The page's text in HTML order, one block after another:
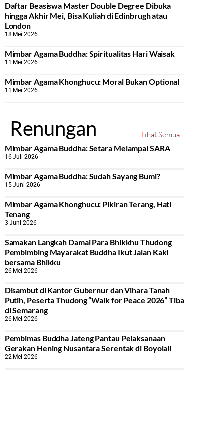
Daftar Beasiswa Master Double Degree Dibuka
hingga Akhir Mei, Bisa Kuliah di Edinbrugh atau
London
18 Mei 2026
Mimbar Agama Buddha: Spiritualitas Hari Waisak
11 Mei 2026
Mimbar Agama Khonghucu: Moral Bukan Optional
11 Mei 2026
Renungan
Lihat Semua
Mimbar Agama Buddha: Setara Melampai SARA
16 Juli 2026
Mimbar Agama Buddha: Sudah Sayang Bumi?
15 Juni 2026
Mimbar Agama Khonghucu: Pikiran Terang, Hati
Tenang
3 Juni 2026
Samakan Langkah Damai Para Bhikkhu Thudong
Pembimbing Mayarakat Buddha Ikut Jalan Kaki
bersama Bhikku
26 Mei 2026
Disambut di Kantor Gubernur dan Vihara Tanah
Putih, Peserta Thudong “Walk for Peace 2026” Tiba
di Semarang
26 Mei 2026
‎Pembimas Buddha Jateng Pantau Pelaksanaan
Gerakan Hening Nusantara Serentak di Boyolali
22 Mei 2026